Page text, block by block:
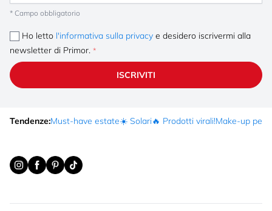
* Campo obbligatorio
Ho letto l'informativa sulla privacy e desidero iscrivermi alla
newsletter di Primor.
ISCRIVITI
Tendenze:Must-have estate☀️ Solari🔥 Prodotti virali!Make-up per